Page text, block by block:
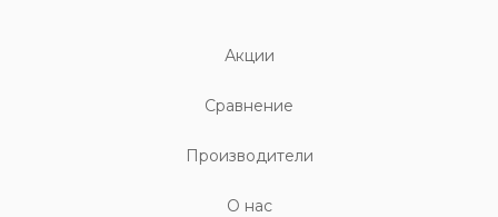
Акции
Cравнение
Производители
О нас